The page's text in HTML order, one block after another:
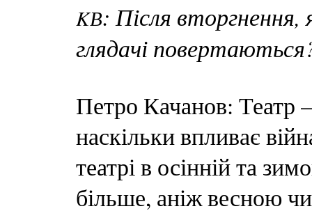
KВ: Після
глядачі
Петро Качанов: Театр
наскільки впливає
театрі в осінній та
більше, аніж весною